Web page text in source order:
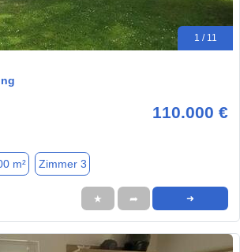
1 / 11
110.000 €
m² Zimmer 3
★ ➦ ➜